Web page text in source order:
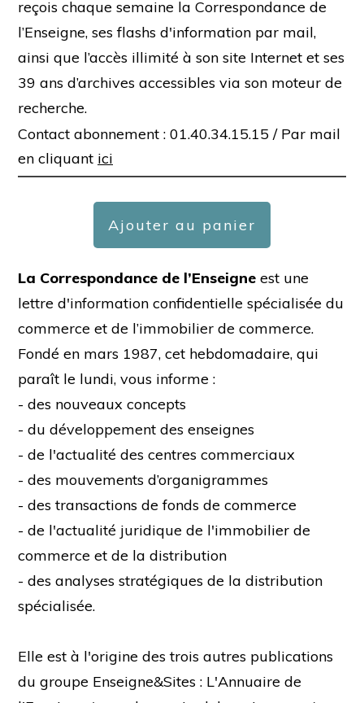
reçois chaque semaine la Correspondance de
l’Enseigne, ses flashs d'information par mail,
ainsi que l’accès illimité à son site Internet et ses
39 ans d’archives accessibles via son moteur de
recherche.
Contact abonnement : 01.40.34.15.15 / Par mail
en cliquant ici
Ajouter au panier
La Correspondance de l’Enseigne est une
lettre d'information confidentielle spécialisée du
commerce et de l’immobilier de commerce.
Fondé en mars 1987, cet hebdomadaire, qui
paraît le lundi, vous informe :
- des nouveaux concepts
- du développement des enseignes
- de l'actualité des centres commerciaux
- des mouvements d’organigrammes
- des transactions de fonds de commerce
- de l'actualité juridique de l'immobilier de
commerce et de la distribution
- des analyses stratégiques de la distribution
spécialisée.
Elle est à l'origine des trois autres publications
du groupe Enseigne&Sites : L'Annuaire de